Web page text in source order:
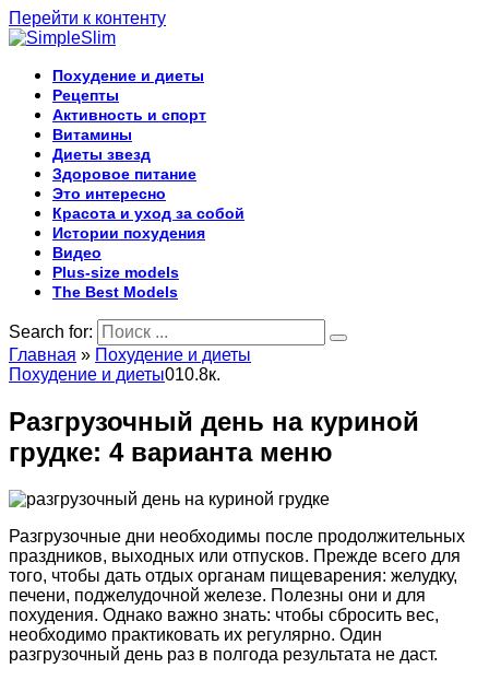
Перейти к контенту
Похудение и диеты
Рецепты
Активность и спорт
Витамины
Диеты звезд
Здоровое питание
Это интересно
Красота и уход за собой
Истории похудения
Видео
Plus-size models
The Best Models
Search for:
Главная » Похудение и диеты
Похудение и диеты010.8к.
Разгрузочный день на куриной
грудке: 4 варианта меню
Разгрузочные дни необходимы после продолжительных
праздников, выходных или отпусков. Прежде всего для
того, чтобы дать отдых органам пищеварения: желудку,
печени, поджелудочной железе. Полезны они и для
похудения. Однако важно знать: чтобы сбросить вес,
необходимо практиковать их регулярно. Один
разгрузочный день раз в полгода результата не даст.